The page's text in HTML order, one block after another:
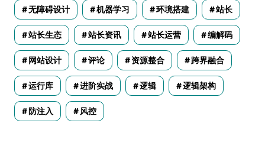
无障碍设计 机器学习 环境搭建 站长
站长生态 站长资讯 站长运营 编解码
网站设计 评论 资源整合 跨界融合
运行库 进阶实战 逻辑 逻辑架构
防注入 风控